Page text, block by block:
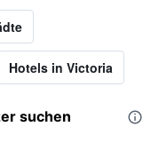
Hotels in Victoria
suchen